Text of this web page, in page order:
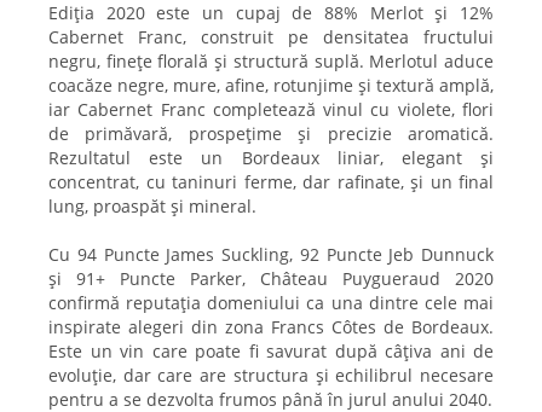
Ediția 2020 este un cupaj de 88% Merlot și 12%
Cabernet Franc, construit pe densitatea fructului
negru, finețe florală și structură suplă. Merlotul aduce
coacăze negre, mure, afine, rotunjime și textură amplă,
iar Cabernet Franc completează vinul cu violete, flori
de primăvară, prospețime și precizie aromatică.
Rezultatul este un Bordeaux liniar, elegant și
concentrat, cu taninuri ferme, dar rafinate, și un final
lung, proaspăt și mineral.
Cu 94 Puncte James Suckling, 92 Puncte Jeb Dunnuck
și 91+ Puncte Parker, Château Puygueraud 2020
confirmă reputația domeniului ca una dintre cele mai
inspirate alegeri din zona Francs Côtes de Bordeaux.
Este un vin care poate fi savurat după câțiva ani de
evoluție, dar care are structura și echilibrul necesare
pentru a se dezvolta frumos până în jurul anului 2040.